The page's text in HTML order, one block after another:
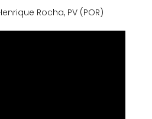
Rocha, PV (POR)